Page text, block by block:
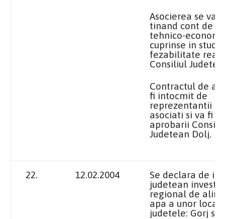
Asocierea se va
tinand cont de
tehnico-
cuprinse in
fezabilitate
Consiliul
Contractul de
fi intocmit de
reprezentantii
asociati si va fi
aprobarii
Judetean Dolj.
22. 12.02.2004
Se declara de
judetean
regional de
apa a unor
judetele: Gorj si